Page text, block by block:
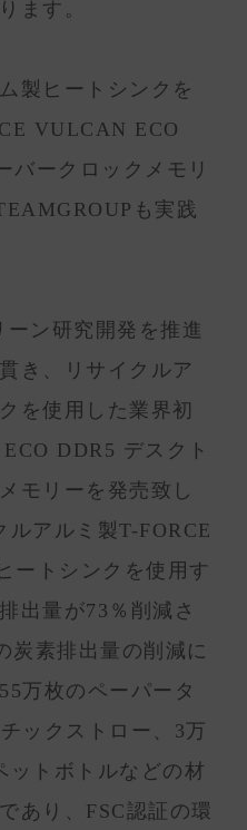
ます。
製ヒートシンクを
VULCAN ECO
バークロックメモリ
も実践
ン研究開発を推進
き、リサイクルア
を使用した業界初
DDR5 デスクト
モリーを発売致し
ルアルミ製T-FORCE
ートシンクを使用す
出量が73％削減さ
炭素排出量の削減に
万枚のペーパータ
ックストロー、3万
ットボトルなどの材
あり、FSC認証の環